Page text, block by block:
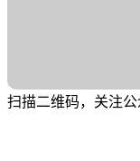
扫描二维码，关注